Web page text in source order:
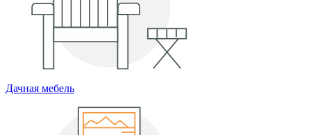
Дачная мебель